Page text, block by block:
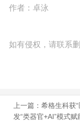
作者：卓泳
如有侵权，请联系
上一篇： 希格生科获
发“类器官+AI”模式